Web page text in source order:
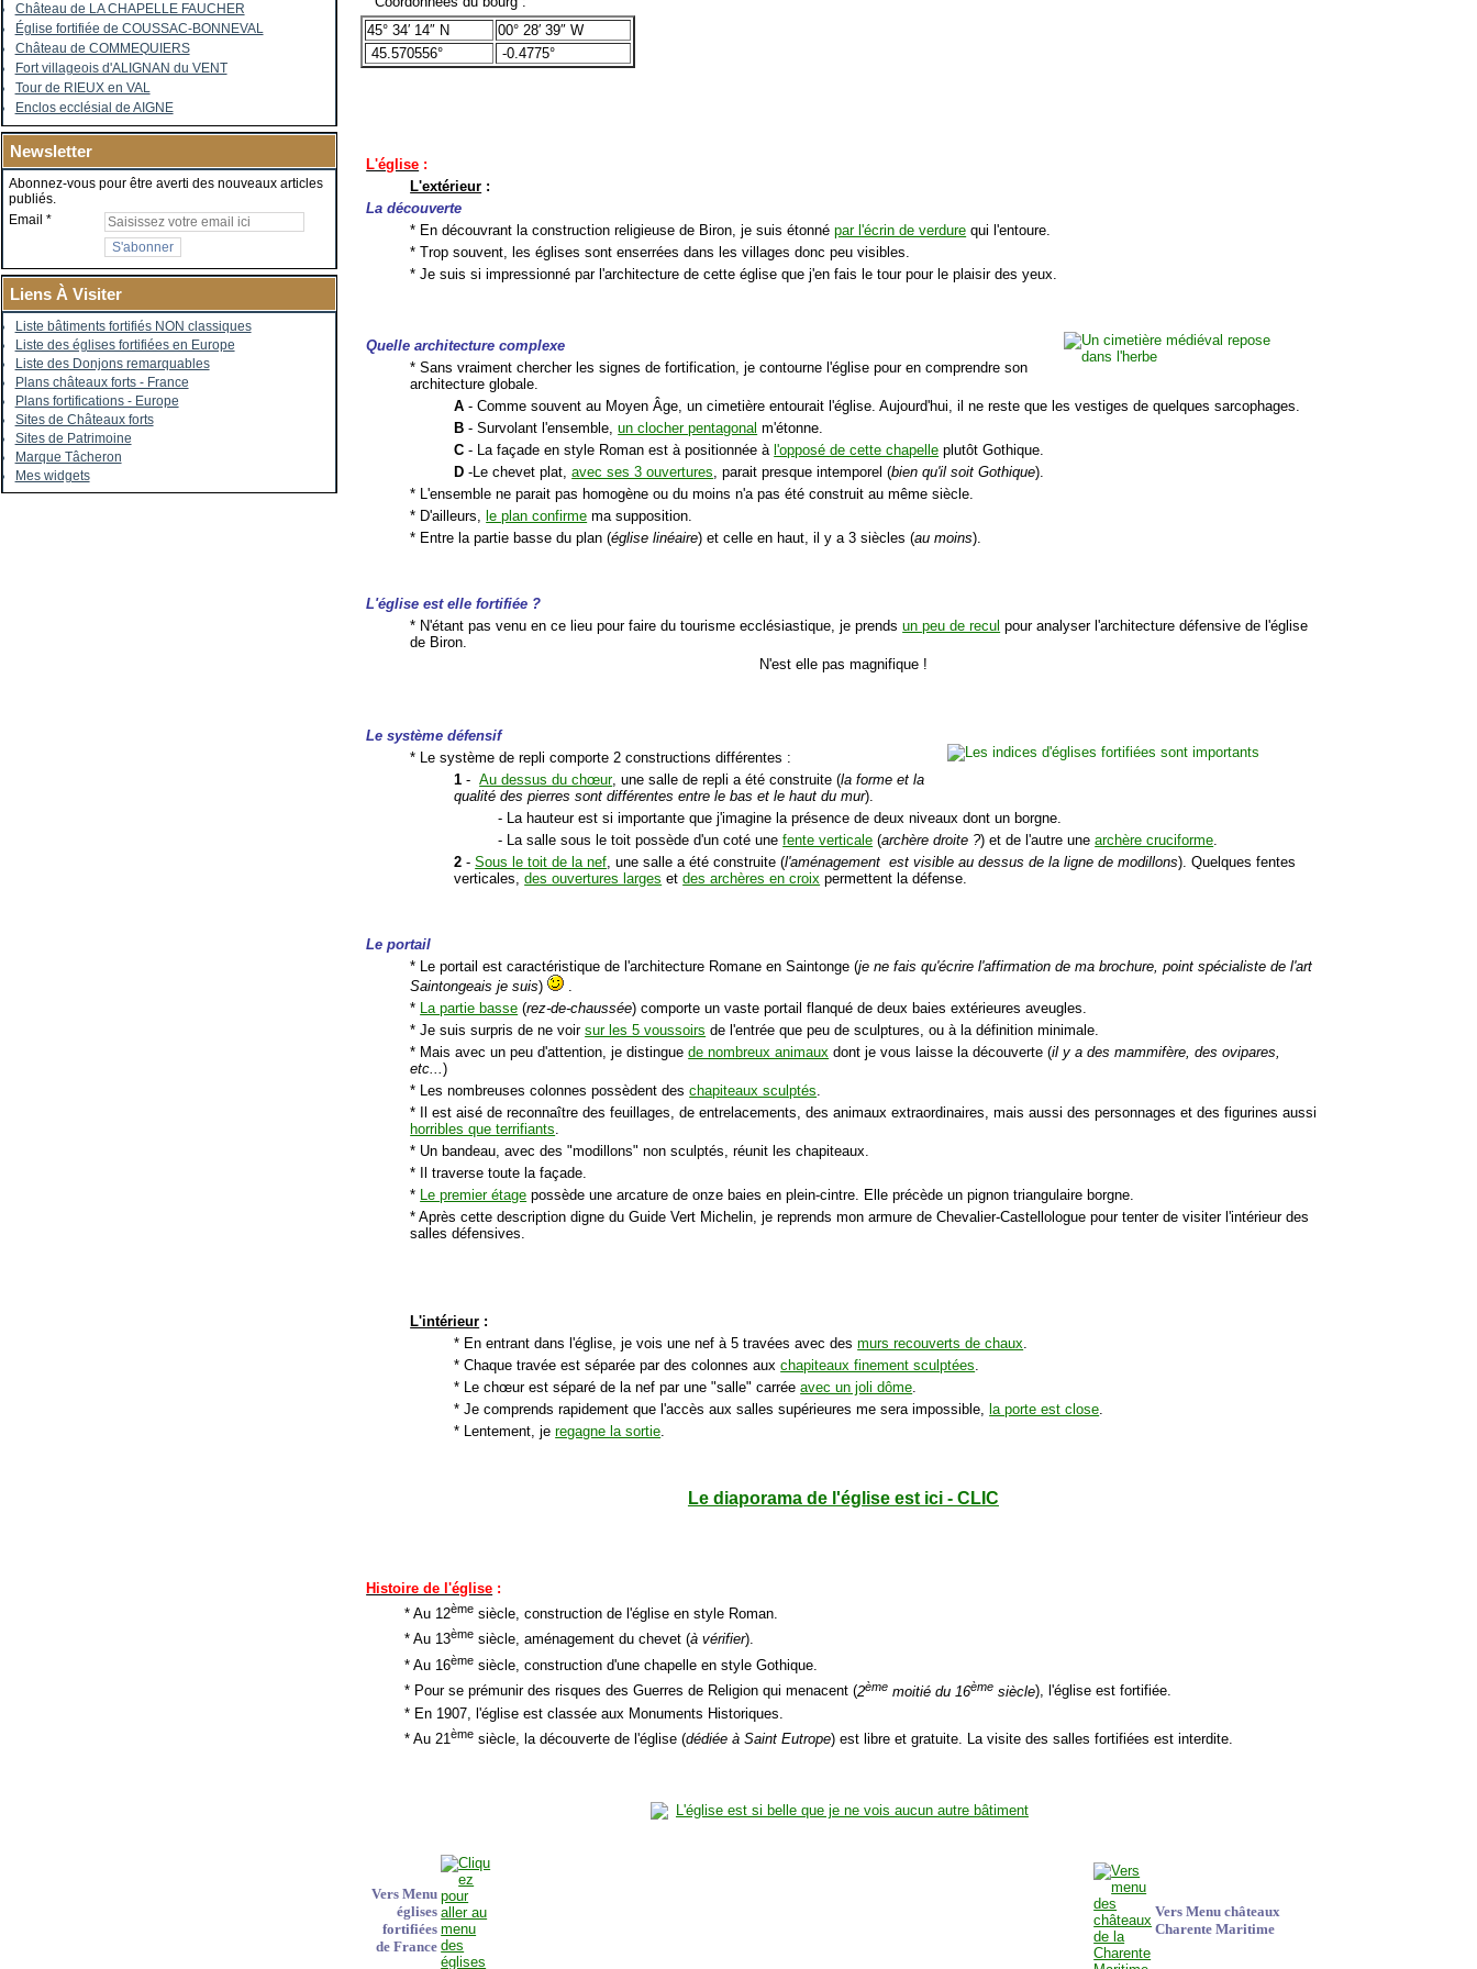
Château de LA CHAPELLE FAUCHER
Église fortifiée de COUSSAC-BONNEVAL
Château de COMMEQUIERS
Fort villageois d'ALIGNAN du VENT
Tour de RIEUX en VAL
Enclos ecclésial de AIGNE
Newsletter
Abonnez-vous pour être averti des nouveaux articles
publiés.
Email
Liens À Visiter
Liste bâtiments fortifiés NON classiques
Liste des églises fortifiées en Europe
Liste des Donjons remarquables
Plans châteaux forts - France
Plans fortifications - Europe
Sites de Châteaux forts
Sites de Patrimoine
Marque Tâcheron
Mes widgets
45° 34′ 14″ N
00° 28′ 39″ W
45.570556°
-0.4775°
L'église :
L'extérieur :
La découverte
* En découvrant la construction religieuse de Biron, je suis étonnépar l'écrin de verdure qui l'entoure.
* Trop souvent, les églises sont enserrées dans les villages donc peu visibles.
* Je suis si impressionné par l'architecture de cette église que j'en fais le tour pour le plaisir des yeux.
Quelle architecture complexe
* Sans vraiment chercher les signes de fortification, je contourne l'église pour en comprendre son
architecture globale.
A - Comme souvent au Moyen Âge, un cimetière entourait l'église. Aujourd'hui, il ne reste que les vestiges de quelques sarcophages.
B - Survolant l'ensemble,un clocher pentagonal m'étonne.
C - La façade en style Roman est à positionnée à l'opposé de cette chapelle plutôt Gothique.
D -Le chevet plat,avec ses 3 ouvertures , parait presque intemporel (bien qu'il soit Gothique).
* L'ensemble ne parait pas homogène ou du moins n'a pas été construit au même siècle.
* D'ailleurs,
le plan confirme ma supposition.
* Entre la partie basse du plan (église linéaire) et celle en haut, il y a 3 siècles (au moins).
L'église est elle fortifiée ?
* N'étant pas venu en ce lieu pour faire du tourisme ecclésiastique, je prendsun peu de recul pour analyser l'architecture défensive de l'église
de Biron.
N'est elle pas magnifique !
Le système défensif
* Le système de repli comporte 2 constructions différentes :
1 -Au dessus du chœur, une salle de repli a été construite (la forme et la
qualité des pierres sont différentes entre le bas et le haut du mur).
- La hauteur est si importante que j'imagine la présence de deux niveaux dont un borgne.
- La salle sous le toit possède d'un coté unefente verticale (archère droite ?) et de l'autre unearchère cruciforme
2 -Sous le toit de la nef , une salle a été construite (l'aménagement est visible au dessus de la ligne de modillons). Quelques fentes
verticales,des ouvertures larges etdes archères en croix permettent la défense.
Le portail
* Le portail est caractéristique de l'architecture Romane en Saintonge (je ne fais qu'écrire l'affirmation de ma brochure, point spécialiste de l'art
Saintongeais je suis)
*
La partie basse (rez-de-chaussée) comporte un vaste portail flanqué de deux baies extérieures aveugles.
* Je suis surpris de ne voirsur les 5 voussoirs de l'entrée que peu de sculptures, ou à la définition minimale.
* Mais avec un peu d'attention, je distinguede nombreux animaux dont je vous laisse la découverte (il y a des mammifère, des ovipares,
etc...)
* Les nombreuses colonnes possèdent deschapiteaux sculptés
* Il est aisé de reconnaître des feuillages, de entrelacements, des animaux extraordinaires, mais aussi des personnages et des figurines aussi
horribles que terrifiants
* Un bandeau, avec des "modillons" non sculptés, réunit les chapiteaux.
* Il traverse toute la façade.
*
Le premier étage possède une arcature de onze baies en plein-cintre. Elle précède un pignon triangulaire borgne.
* Après cette description digne du Guide Vert Michelin, je reprends mon armure de Chevalier-Castellologue pour tenter de visiter l'intérieur des
salles défensives.
L'intérieur :
* En entrant dans l'église, je vois une nef à 5 travées avec desmurs recouverts de chaux
* Chaque travée est séparée par des colonnes auxchapiteaux finement sculptées
* Le chœur est séparé de la nef par une "salle" carréeavec un joli dôme
* Je comprends rapidement que l'accès aux salles supérieures me sera impossible,
la porte est close
* Lentement, jeregagne la sortie
Le diaporama de l'église est ici - CLIC
Histoire de l'église :
* Au 12ème siècle, construction de l'église en style Roman.
* Au 13ème siècle, aménagement du chevet (à vérifier).
* Au 16ème siècle, construction d'une chapelle en style Gothique.
* Pour se prémunir des risques des Guerres de Religion qui menacent (2ème moitié du 16ème siècle), l'église est fortifiée.
* En 1907, l'église est classée aux Monuments Historiques.
* Au 21ème siècle, la découverte de l'église (dédiée à Saint Eutrope) est libre et gratuite. La visite des salles fortifiées est interdite.
Vers Menu
églises
fortifiées
de France
Vers Menu châteaux
Charente Maritime